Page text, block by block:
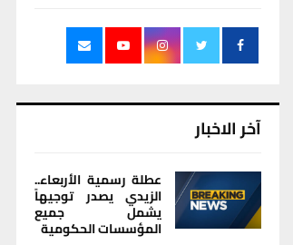
آخر الاخبار
عطلة رسمية الأربعاء..
الزيدي يصدر توجيهاً
يشمل جميع
المؤسسات الحكومية